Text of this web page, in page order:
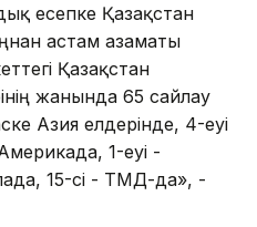
есепке Қазақстан
астам азаматы
Қазақстан
жанында 65 сайлау
Азия елдерінде, 4-еуі
Америкада, 1-еуі -
15-сі - ТМД-да», -